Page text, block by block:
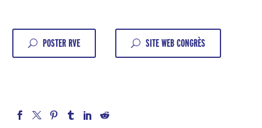
U POSTER RVE U SITE WEB CONGRÈS